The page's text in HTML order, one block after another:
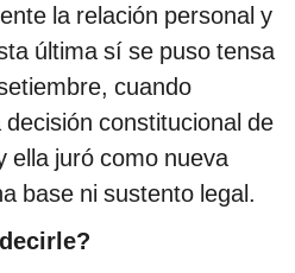
la relación personal y
última sí se puso tensa
cuando
constitucional de
ella juró como nueva
base ni sustento legal.